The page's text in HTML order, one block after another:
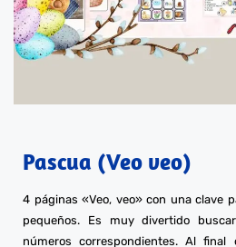
Pascua (Veo veo)
4 páginas «Veo, veo» con una clave
pequeños. Es muy divertido
números correspondientes. Al